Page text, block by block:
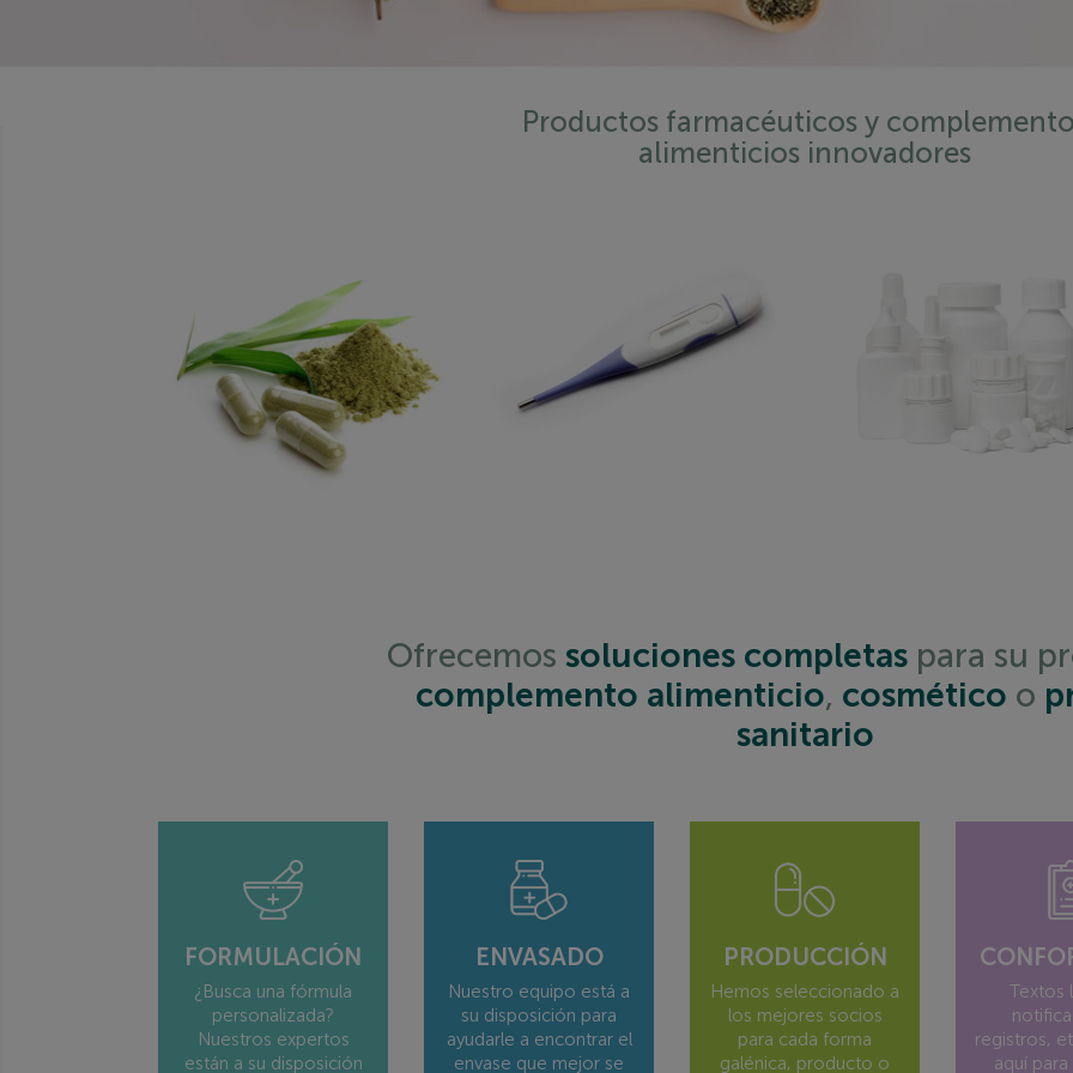
Productos farmacéuticos y
alimenticios innovadores
Ofrecemos soluciones completas para su
complemento alimenticio, cosmético o
sanitario
FORMULACIÓN
¿Busca una fórmula
personalizada?
Nuestros expertos
están a su disposición
ENVASADO
Nuestro equipo está a
su disposición para
ayudarle a encontrar el
envase que mejor se
PRODUCCIÓN
Hemos seleccionado a
los mejores socios
para cada forma
galénica, producto o
Textos
registros,
aquí